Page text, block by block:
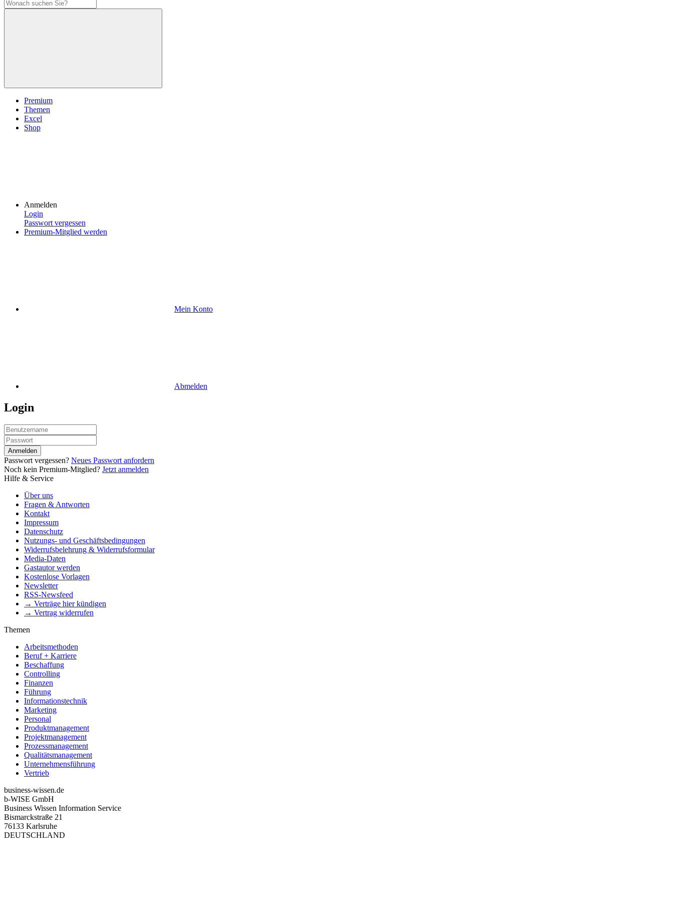
Premium
Themen
Excel
Shop
Anmelden
Login
Passwort vergessen
Premium-Mitglied werden
Mein Konto
Abmelden
Login
Anmelden
Passwort vergessen? Neues Passwort anfordern
Noch kein Premium-Mitglied? Jetzt anmelden
Hilfe & Service
Über uns
Fragen & Antworten
Kontakt
Impressum
Datenschutz
Nutzungs- und Geschäftsbedingungen
Widerrufsbelehrung & Widerrufsformular
Media-Daten
Gastautor werden
Kostenlose Vorlagen
Newsletter
RSS-Newsfeed
→ Verträge hier kündigen
→ Vertrag widerrufen
Themen
Arbeitsmethoden
Beruf + Karriere
Beschaffung
Controlling
Finanzen
Führung
Informationstechnik
Marketing
Personal
Produktmanagement
Projektmanagement
Prozessmanagement
Qualitätsmanagement
Unternehmensführung
Vertrieb
business-wissen.de
b-WISE GmbH
Business Wissen Information Service
Bismarckstraße 21
76133 Karlsruhe
DEUTSCHLAND